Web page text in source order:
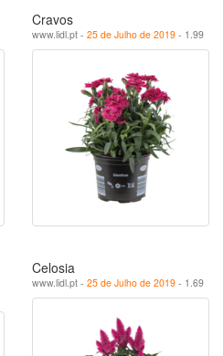
Cravos
www.lidl.pt - 25 de Julho de 2019 - 1.99
Celosia
www.lidl.pt - 25 de Julho de 2019 - 1.69